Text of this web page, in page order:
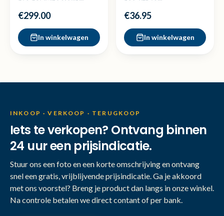
Showmodel
€299.00
In winkelwagen
Demo
€36.95
In winkelwagen
INKOOP · VERKOOP · TERUGKOOP
Iets te verkopen? Ontvang binnen
24 uur een prijsindicatie.
Stuur ons een foto en een korte omschrijving en ontvang
snel een gratis, vrijblijvende prijsindicatie. Ga je akkoord
met ons voorstel? Breng je product dan langs in onze winkel.
Na controle betalen we direct contant of per bank.